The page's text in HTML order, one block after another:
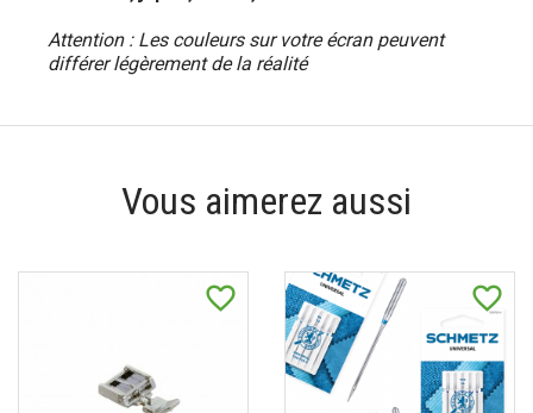
Attention : Les couleurs sur votre écran peuvent
différerlégèrementde la réalité
Vous aimerez aussi
favorite_border favorite_border